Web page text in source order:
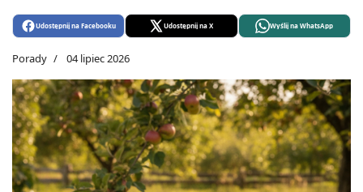
Udostępnij na Facebooku Udostępnij na X Wyślij na WhatsApp
Porady 04 lipiec 2026